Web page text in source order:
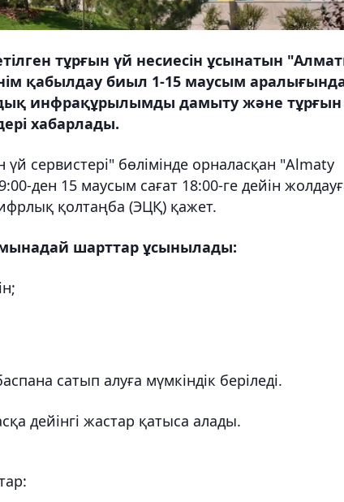
тұрғын үй несиесін ұсынатын
қабылдау биыл 1-15 маусым
инфрақұрылымды дамыту және тұрғын
хабарлады.
сервистері" бөлімінде орналасқан "Almaty
ден 15 маусым сағат 18:00-ге дейін
қолтаңба (ЭЦҚ) қажет.
шарттар ұсынылады:
сатып алуға мүмкіндік беріледі.
дейінгі жастар қатыса алады.